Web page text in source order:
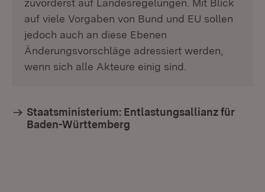
zuvorderst auf Landesregelungen. Mit Blick
auf viele Vorgaben von Bund und EU sollen
jedoch auch an diese Ebenen
Änderungsvorschläge adressiert werden,
wenn sich alle Akteure einig sind.
Staatsministerium: Entlastungsallianz für
Baden-Württemberg